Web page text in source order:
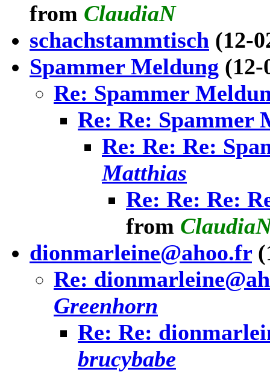
from ClaudiaN
schachstammtisch (12-
Spammer Meldung
Re: Spammer
Re: Re: Spammer
Re: Re: Re:
Matthias
Re: Re: Re:
from
dionmarleine@ahoo.fr
Re:
Greenhorn
Re: Re:
brucybabe